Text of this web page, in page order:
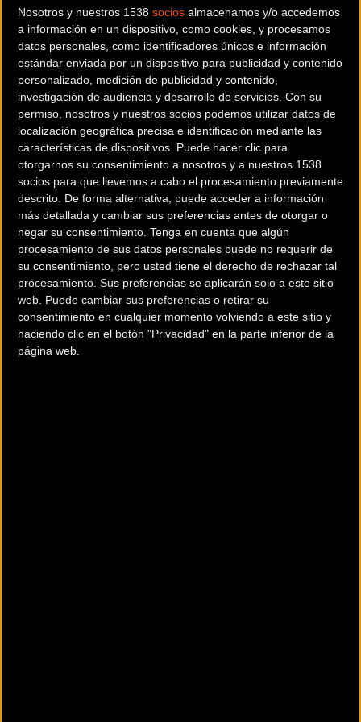
Nosotros y nuestros 1538 socios almacenamos y/o accedemos
a información en un dispositivo, como cookies, y procesamos
datos personales, como identificadores únicos e información
estándar enviada por un dispositivo para publicidad y contenido
personalizado, medición de publicidad y contenido,
investigación de audiencia y desarrollo de servicios. Con su
permiso, nosotros y nuestros socios podemos utilizar datos de
localización geográfica precisa e identificación mediante las
características de dispositivos. Puede hacer clic para
otorgarnos su consentimiento a nosotros y a nuestros 1538
socios para que llevemos a cabo el procesamiento previamente
descrito. De forma alternativa, puede acceder a información
más detallada y cambiar sus preferencias antes de otorgar o
negar su consentimiento. Tenga en cuenta que algún
procesamiento de sus datos personales puede no requerir de
su consentimiento, pero usted tiene el derecho de rechazar tal
procesamiento. Sus preferencias se aplicarán solo a este sitio
web. Puede cambiar sus preferencias o retirar su
consentimiento en cualquier momento volviendo a este sitio y
haciendo clic en el botón "Privacidad" en la parte inferior de la
página web.
lograr retos increíbles, varios deportistas con discapacidad
de la Fundación, junto a representantes de Tressis,
participarán en la carrera en la modalidad de relevos.
Además, un grupo de profesionales con discapacidad
intelectual de la Fundación A LA PAR y voluntarios de la
compañía, estarán presentes en los puntos de
avituallamiento junto al staff de la carrera para atender a
los 400 ciclistas, llegados de todo el mundo, que
participarán en la misma.
La singularidad y la categoría legendaria que ha alcanzado
la Misión de Transpyr Coast to Coast, hacen que esta
prueba sea el escenario ideal para que el equipo
TressisALAPAR ponga a prueba su fortaleza y espíritu de
superación y demuestre que con los medios, motivación y
recursos necesarios, las personas con discapacidad